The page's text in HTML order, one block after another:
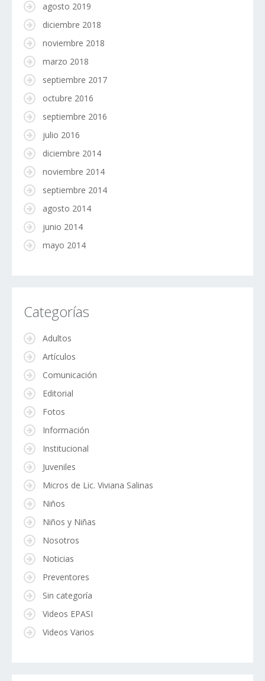
agosto 2019
diciembre 2018
noviembre 2018
marzo 2018
septiembre 2017
octubre 2016
septiembre 2016
julio 2016
diciembre 2014
noviembre 2014
septiembre 2014
agosto 2014
junio 2014
mayo 2014
Categorías
Adultos
Artículos
Comunicación
Editorial
Fotos
Información
Institucional
Juveniles
Micros de Lic. Viviana Salinas
Niños
Niños y Niñas
Nosotros
Noticias
Preventores
Sin categoría
Videos EPASI
Videos Varios